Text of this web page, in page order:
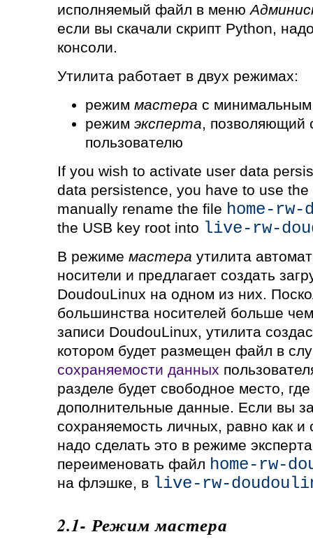
исполняемый файл в меню
если вы скачали скрипт Python,
консоли.
Утилита работает в двух режимах:
режим мастера с
режим эксперта, позволяющий
пользователю
If you wish to activate user data
data persistence, you have to use
manually rename the file home-
the USB key root into live-rw-
В режиме мастера утилита
носители и предлагает создать
DoudouLinux на одном из них.
большинства носителей больше
записи DoudouLinux, утилита
котором будет размещен файл в
сохраняемости данных
разделе будет свободное место,
дополнительные данные. Если вы
сохраняемость личных, равно как
надо сделать это в режиме
переименовать файл home-rw-
на флэшке, в live-rw-
2.1- Режим мастера